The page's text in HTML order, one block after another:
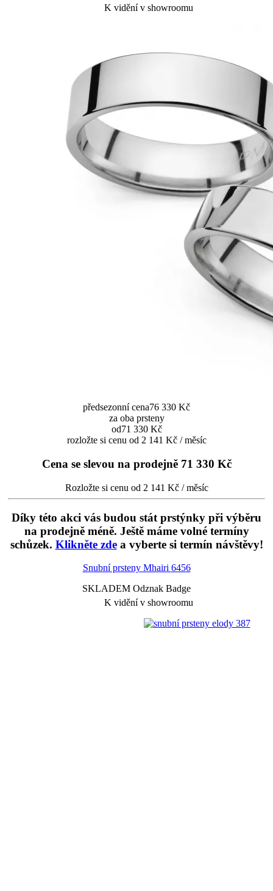
K vidění v showroomu
předsezonní cena76 330 Kč
za oba prsteny
od71 330 Kč
rozložte si cenu od 2 141 Kč / měsíc
Cena se slevou na prodejně 71 330 Kč
Rozložte si cenu od 2 141 Kč / měsíc
Díky této akci vás budou stát prstýnky při výběru
na prodejně méně. Ještě máme volné termíny
schůzek. Klikněte zdea vyberte si termín návštěvy!
Snubní prsteny Mhairi 6456
SKLADEM Odznak Badge
K vidění v showroomu